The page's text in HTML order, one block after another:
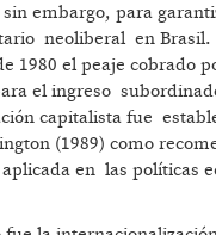
embargo, para
neoliberal en Brasil.
1980 el peaje cobrado
el ingreso
capitalista fue
(1989) como
en las políticas